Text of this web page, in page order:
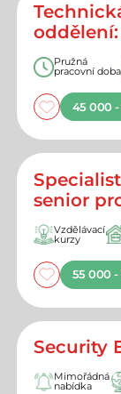
Pružná
pracovní doba
45 000
senior
Vzdělávací
kurzy
55 000 -
Security
Mimořádná
nabídka